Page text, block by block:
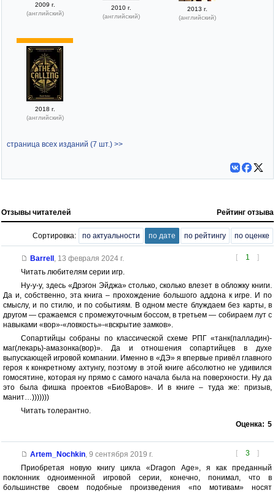
2009 г.
(английский)
2010 г.
(английский)
2013 г.
(английский)
2018 г.
(английский)
страница всех изданий (7 шт.) >>
Отзывы читателей Рейтинг отзыва
Сортировка: по актуальности по дате по рейтингу по оценке
[ 1 ]
Barrell, 13 февраля 2024 г.
Читать любителям серии игр.
Ну-у-у, здесь «Дрэгон Эйджа» столько, сколько влезет в обложку книги.
Да и, собственно, эта книга – прохождение большого аддона к игре. И по
смыслу, и по стилю, и по событиям. В одном месте блуждаем без карты, в
другом — сражаемся с промежуточным боссом, в третьем — собираем лут с
навыками «вор»-«ловкость»-«вскрытие замков».
Сопартийцы собраны по классической схеме РПГ «танк(палладин)-
маг(лекарь)-амазонка(вор)». Да и отношения сопартийцев в духе
выпускающей игровой компании. Именно в «ДЭ» я впервые привёл главного
героя к конкретному ахтунгу, поэтому в этой книге абсолютно не удивился
гомосятине, которая ну прямо с самого начала была на поверхности. Ну да
это была фишка проектов «БиоВаров». И в книге – туда же: призыв,
манит…)))))))
Читать толерантно.
Оценка: 5
[ 3 ]
Artem_Nochkin, 9 сентября 2019 г.
Приобретая новую книгу цикла «Dragon Age», я как преданный
поклонник одноименной игровой серии, конечно, понимал, что в
большинстве своем подобные произведения «по мотивам» носят